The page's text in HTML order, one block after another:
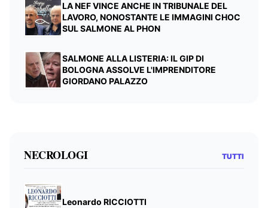
LA NEF VINCE ANCHE IN TRIBUNALE DEL
LAVORO, NONOSTANTE LE IMMAGINI CHOC
SUL SALMONE AL PHON
SALMONE ALLA LISTERIA: IL GIP DI
BOLOGNA ASSOLVE L'IMPRENDITORE
GIORDANO PALAZZO
NECROLOGI TUTTI
Leonardo RICCIOTTI